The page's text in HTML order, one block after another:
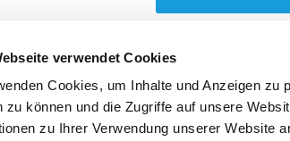
verwendet Cookies
Cookies, um Inhalte und Anzeigen zu
zu können und die Zugriffe auf unsere
zu Ihrer Verwendung unserer Website
KG
Kontakt